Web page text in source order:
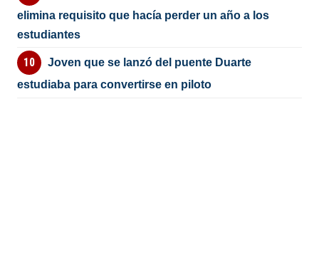
elimina requisito que hacía perder un año a los
estudiantes
Joven que se lanzó del puente Duarte
estudiaba para convertirse en piloto